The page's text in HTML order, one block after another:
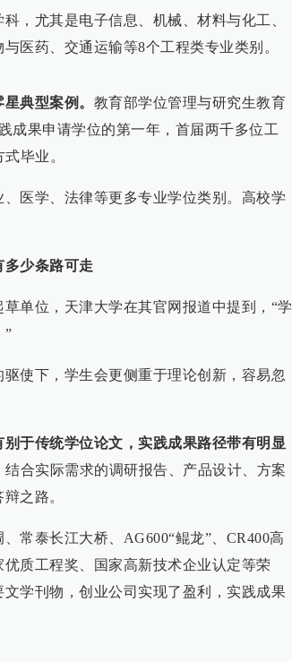
，尤其是电子信息、机械、材料与化工、
医药、交通运输等8个工程类专业类别。
典型案例。 教育部学位管理与研究生教育
成果申请学位的第一年，首届两千多位工
毕业。
医学、法律等更多专业学位类别。高校学
少条路可走
单位，天津大学在其官网报道中提到，“学
”
使下，学生会更侧重于理论创新，容易忽
于传统学位论文，实践成果路径带有明显
结合实际需求的调研报告、产品设计、方案
之路。
常泰长江大桥、AG600“鲲龙”、CR400高
质工程奖、国家高新技术企业认定等荣
学刊物，创业公司实现了盈利，实践成果